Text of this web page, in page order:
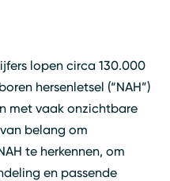
lopen circa 130.000
hersenletsel (“NAH”)
met vaak onzichtbare
belang om
te herkennen, om
en passende